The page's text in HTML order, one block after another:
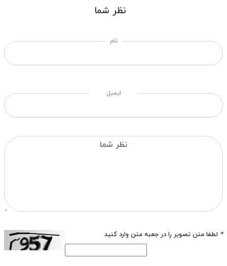
نظر شما
نام
ایمیل
* لطفا متن تصویر را در جعبه متن وارد کنید